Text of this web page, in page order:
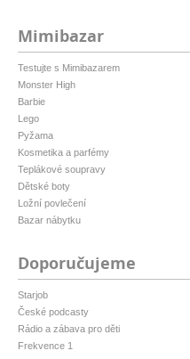
Mimibazar
Testujte s Mimibazarem
Monster High
Barbie
Lego
Pyžama
Kosmetika a parfémy
Teplákové soupravy
Dětské boty
Ložní povlečení
Bazar nábytku
Doporučujeme
Starjob
České podcasty
Rádio a zábava pro děti
Frekvence 1